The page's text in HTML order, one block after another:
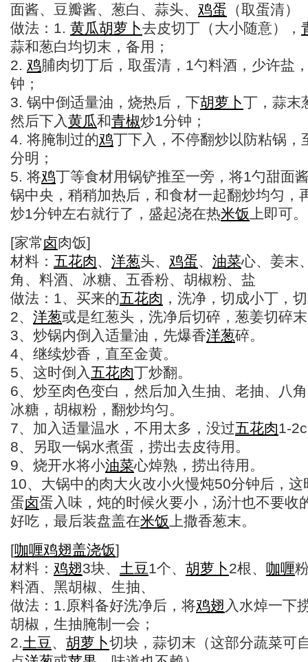
面酱、豆瓣酱、葱白、蒜头、 鸡蛋 （取蛋清）
做法：1. 黄瓜胡萝卜去皮切丁（大小随意），
蒜和葱白均切末，备用；
2. 鸡脯肉切丁后，取蛋清，1勺料酒，少许盐
钟；
3. 锅中倒适量油，烧热后，下胡萝卜丁，蒜末
然后下入黄瓜和青椒炒1分钟；
4. 将腌制过的鸡丁下入，不停翻炒以防粘锅，
分明；
5. 将鸡丁等食材用锅铲推至一旁，将1勺甜面
锅中央，稍稍加热后，和食材一起翻炒均匀，
炒1分钟左右就行了，盛起浇在热米饭 上即可。
[家常卤肉饭]
材料： 五花肉、 洋葱头、 鸡蛋、 油菜心、姜末
角、料酒、冰糖、五香粉、胡椒粉、盐
做法：1、买来的五花肉 ，洗净，切成小丁，
2、 洋葱或是红葱头，洗净后切碎，葱姜切碎
3、炒锅内倒入适量油，先爆香洋葱碎。
4、继续炒香，直至金黄。
5、这时倒入 五花肉丁炒翻。
6、炒至肉色变白，然后加入生抽、老抽、八
冰糖，胡椒粉，翻炒均匀。
7、加入适量温水，不用太多，没过五花肉1-
8、另取一锅水煮蛋，捞出去皮待用。
9、烧开水将小油菜心焯熟，捞出待用。
10、大锅中的肉大火改小火慢炖50分钟后，
蛋卤蛋入味，炖的时候火要小，汤汁也不要收
好吃，最后装盘盖在米饭 上撒香葱末。
[咖喱鸡翅盖浇饭]
材料： 鸡翅3块、 土豆1个、 胡萝卜2根、 咖喱
料酒、黑胡椒、生抽、
做法：1.原料备好洗净后，将鸡翅 入水焯一下
胡椒，生抽腌制一会；
2.土豆、 胡萝卜切块，蒜切末（这部分蔬菜可